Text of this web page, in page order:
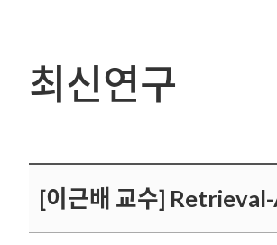
최신연구
[이근배 교수]